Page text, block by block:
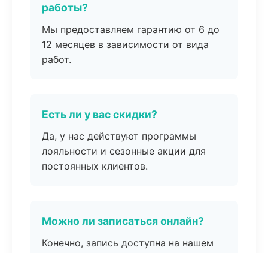
работы?
Мы предоставляем гарантию от 6 до
12 месяцев в зависимости от вида
работ.
Есть ли у вас скидки?
Да, у нас действуют программы
лояльности и сезонные акции для
постоянных клиентов.
Можно ли записаться онлайн?
Конечно, запись доступна на нашем